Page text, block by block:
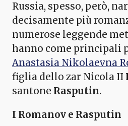
Russia, spesso, però,
decisamente più
numerose leggende
hanno come principali
Anastasia Nikolaevna
figlia dello zar Nicola II
santone Rasputin.
I Romanov e Rasputin